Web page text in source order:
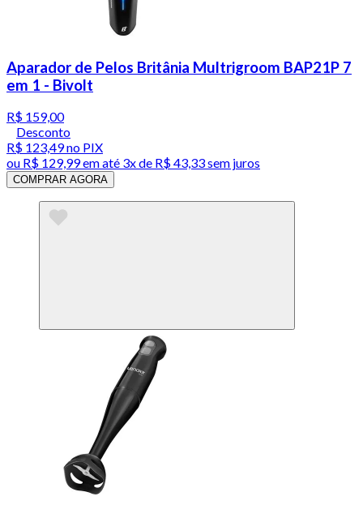
Aparador de Pelos Britânia Multrigroom BAP21P 7
em 1 - Bivolt
R$ 159,00
Desconto
R$ 123,49no PIX
ou R$ 129,99em até 3x de R$ 43,33 sem juros
COMPRAR AGORA